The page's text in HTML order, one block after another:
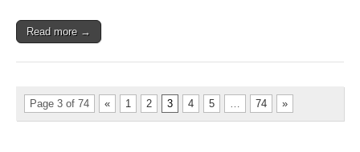
Read more →
Page 3 of 74 « 1 2 3 4 5 … 74 »